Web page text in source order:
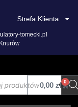
tomecki.pl
Strefa Klienta
0,00zł 0